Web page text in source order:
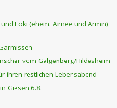
Loki (ehem. Aimee und Armin)
vom Galgenberg/Hildesheim
ihren restlichen Lebensabend
Giesen 6.8.